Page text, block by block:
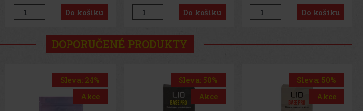
Do košíku Do košíku Do košíku
DOPORUČENÉ PRODUKTY
Sleva: 50%
Akce
Sleva: 50%
Akce
Sleva: 20%
Akce